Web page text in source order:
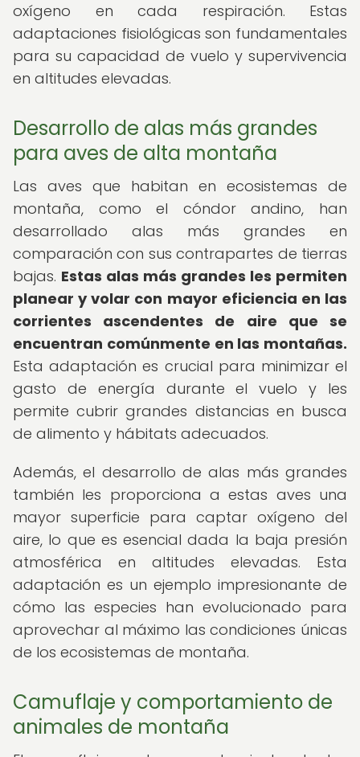
oxígeno en cada respiración. Estas
adaptaciones fisiológicas son fundamentales
para su capacidad de vuelo y supervivencia
en altitudes elevadas.
Desarrollo de alas más grandes
para aves de alta montaña
Las aves que habitan en ecosistemas de
montaña, como el cóndor andino, han
desarrollado alas más grandes en
comparación con sus contrapartes de tierras
bajas. Estas alas más grandes les permiten
planear y volar con mayor eficiencia en las
corrientes ascendentes de aire que se
encuentran comúnmente en las montañas.
Esta adaptación es crucial para minimizar el
gasto de energía durante el vuelo y les
permite cubrir grandes distancias en busca
de alimento y hábitats adecuados.
Además, el desarrollo de alas más grandes
también les proporciona a estas aves una
mayor superficie para captar oxígeno del
aire, lo que es esencial dada la baja presión
atmosférica en altitudes elevadas. Esta
adaptación es un ejemplo impresionante de
cómo las especies han evolucionado para
aprovechar al máximo las condiciones únicas
de los ecosistemas de montaña.
Camuflaje y comportamiento de
animales de montaña